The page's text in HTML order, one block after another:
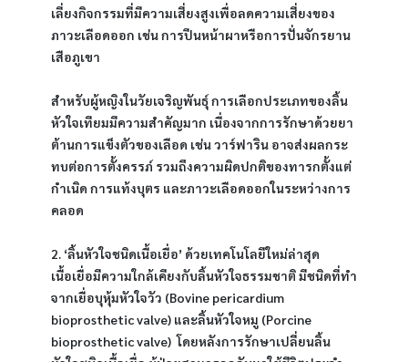
เลี่ยงกิจกรรมที่มีความเสี่ยงสูงเพื่อลดความเสี่ยงของ
ภาวะเลือดออก เช่น การปีนหน้าผาหรือการปั่นจักรยาน
เสือภูเขา
สำหรับผู้หญิงในวัยเจริญพันธุ์ การเลือกประเภทของลิ้น
หัวใจเทียมมีความสำคัญมาก เนื่องจากการรักษาด้วยยา
ต้านการแข็งตัวของเลือด เช่น วาร์ฟาริน อาจส่งผลกระ
ทบต่อการตั้งครรภ์ รวมถึงความผิดปกติของทารกตั้งแต่
กำเนิด การแท้งบุตร และภาวะเลือดออกในระหว่างการ
คลอด
2. ‘ลิ้นหัวใจชนิดเนื้อเยื่อ’ ด้วยเทคโนโลยีใหม่ล่าสุด
เนื้อเยื่อมีความใกล้เคียงกับลิ้นหัวใจธรรมชาติ มีชนิดที่ทำ
จากเยื่อบุหุ้มหัวใจวัว (Bovine pericardium
bioprosthetic valve) และลิ้นหัวใจหมู (Porcine
bioprosthetic valve)  โดยหลังการรักษาเปลี่ยนลิ้น